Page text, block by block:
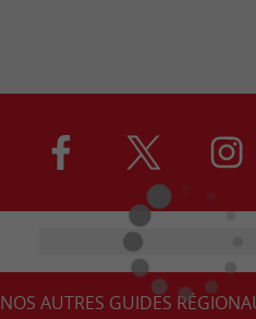
NOS AUTRES GUIDES